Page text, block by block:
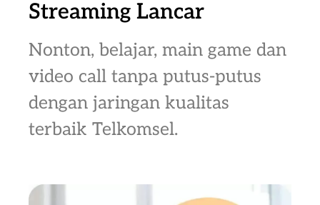
Streaming Lancar
Nonton, belajar, main game dan
video call tanpa putus-putus
dengan jaringan kualitas
terbaik Telkomsel.